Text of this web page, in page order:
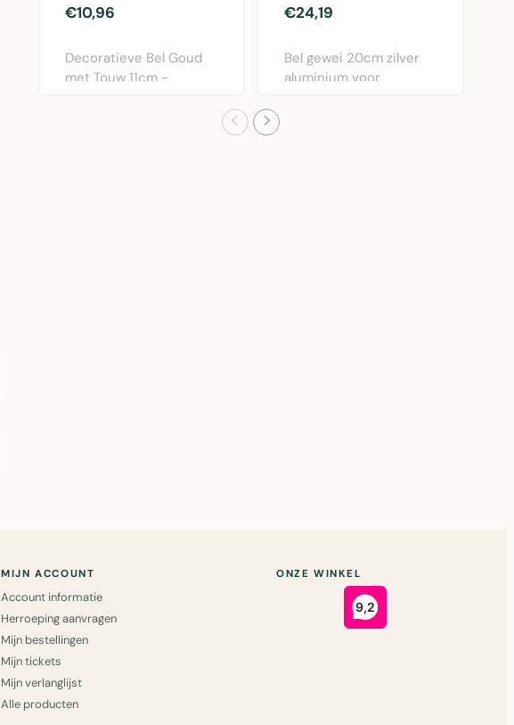
€10,96
Decoratieve Bel Goud
met Touw 11cm -
€24,19
Bel gewei 20cm zilver
aluminium voor
MIJN ACCOUNT
Account informatie
Herroeping aanvragen
Mijn bestellingen
Mijn tickets
Mijn verlanglijst
Alle producten
ONZE WINKEL